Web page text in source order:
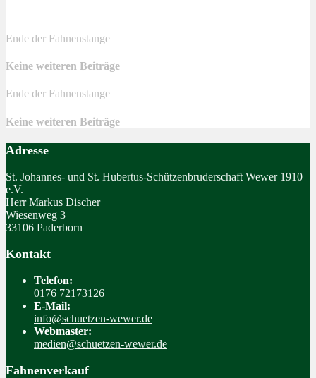
Ende der Fahnenstange
Keine weiteren Beiträge
Ende der Fahnenstange
Keine weiteren Beiträge
Adresse
St. Johannes- und St. Hubertus-Schützenbruderschaft Wewer 1910
e.V.
Herr Markus Discher
Wiesenweg 3
33106 Paderborn
Kontakt
Telefon:
0176 72173126
E-Mail:
info@schuetzen-wewer.de
Webmaster:
medien@schuetzen-wewer.de
Fahnenverkauf